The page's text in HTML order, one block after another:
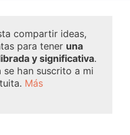
compartir ideas,
para tener una
y significativa.
se han suscrito a mi
Más